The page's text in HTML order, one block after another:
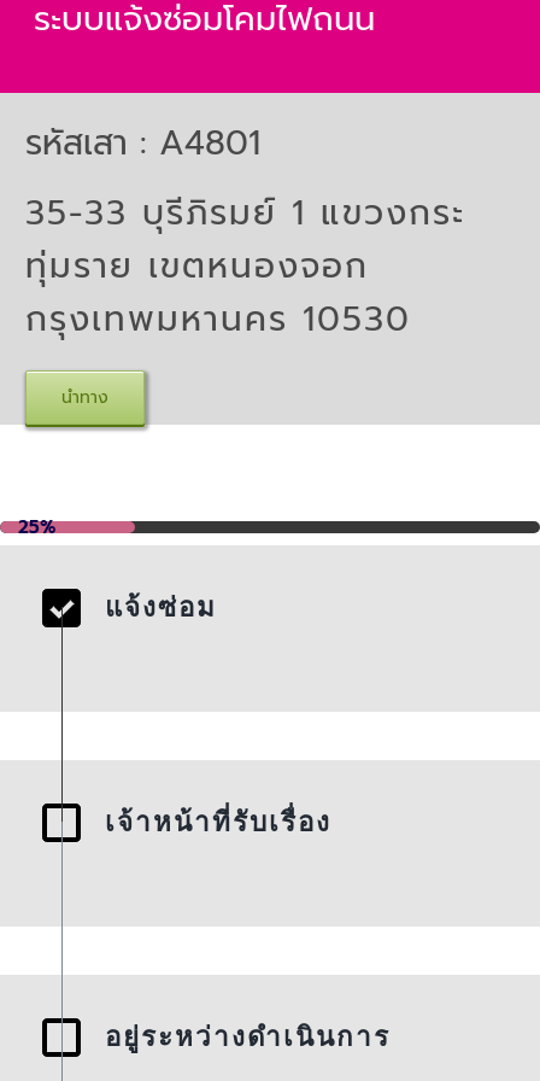
Skip
content
ระบบแจ้งซ่อมโคมไฟถนน
รหัสเสา : A4801
35-33 บุรีภิรมย์ 1 แขวงกระ
ทุ่มราย เขตหนองจอก
กรุงเทพมหานคร 10530
นำทาง
25%
แจ้งซ่อม
เจ้าหน้าที่รับเรื่อง
อยู่ระหว่างดำเนินการ